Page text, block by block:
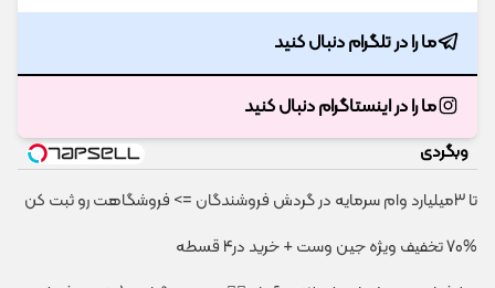
ما را در تلگرام دنبال کنید
ما را در اینستاگرام دنبال کنید
وبگردی
تا 3میلیارد وام سرمایه در گردش فروشندگان => فروشگاهت رو ثبت کن
70% تخفیف ویژه جین وست + خرید در4 قسطه